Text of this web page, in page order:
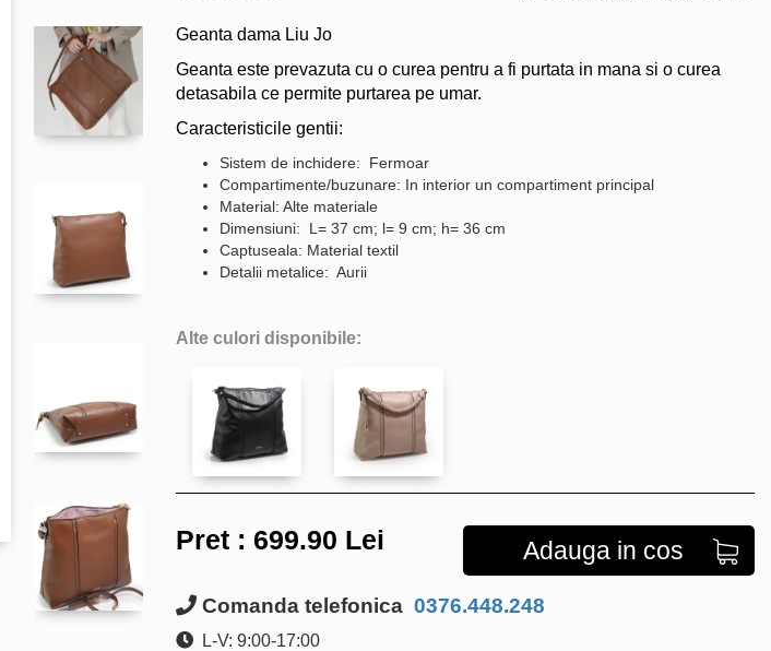
Geanta dama Liu Jo
Geanta este prevazuta cu o curea pentru a fi purtata in mana si o curea
detasabila ce permite purtarea pe umar.
Caracteristicile gentii:
Sistem de inchidere: Fermoar
Compartimente/buzunare: In interior un compartiment principal
Material: Alte materiale
Dimensiuni: L= 37 cm; l= 9 cm; h= 36 cm
Captuseala: Material textil
Detalii metalice: Aurii
Alte culori disponibile:
Pret : 699.90 Lei Adauga in cos
Comanda telefonica 0376.448.248
L-V: 9:00-17:00